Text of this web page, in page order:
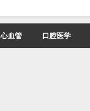
心血管 口腔医学